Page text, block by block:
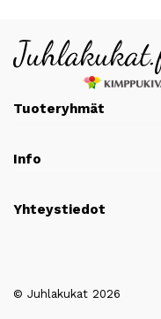
Tuoteryhmät
Info
Yhteystiedot
© Juhlakukat 2026